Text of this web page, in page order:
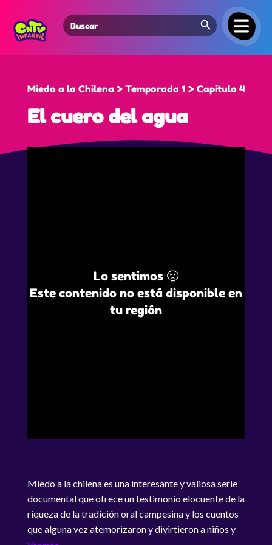
Search
for:
Search Button
Miedo a la Chilena > Temporada 1 > Capítulo 4
El cuero del agua
Lo sentimos 🙁
Este contenido no está disponible en
tu región
Miedo a la chilena es una interesante y valiosa serie
documental que ofrece un testimonio elocuente de la
riqueza de la tradición oral campesina y los cuentos
que alguna vez atemorizaron y divirtieron a niños y